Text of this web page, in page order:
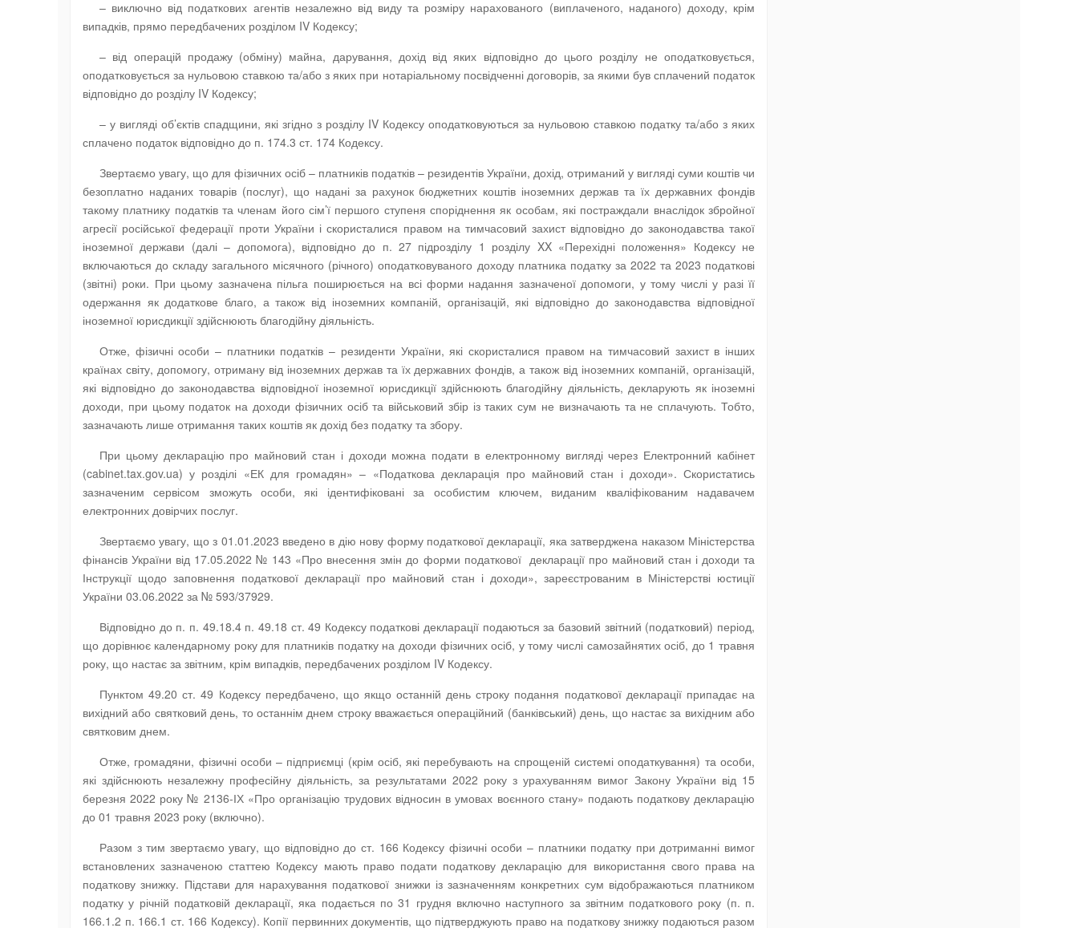
– виключно від податкових агентів незалежно від виду та розміру нарахованого (виплаченого, наданого) доходу, крім
випадків, прямо передбачених розділом IV Кодексу;
– від операцій продажу (обміну) майна, дарування, дохід від яких відповідно до цього розділу не оподатковується,
оподатковується за нульовою ставкою та/або з яких при нотаріальному посвідченні договорів, за якими був сплачений податок
відповідно до розділу IV Кодексу;
– у вигляді об’єктів спадщини, які згідно з розділу IV Кодексу оподатковуються за нульовою ставкою податку та/або з яких
сплачено податок відповідно до п. 174.3 ст. 174 Кодексу.
Звертаємо увагу, що для фізичних осіб – платників податків – резидентів України, дохід, отриманий у вигляді суми коштів чи
безоплатно наданих товарів (послуг), що надані за рахунок бюджетних коштів іноземних держав та їх державних фондів
такому платнику податків та членам його сім’ї першого ступеня споріднення як особам, які постраждали внаслідок збройної
агресії російської федерації проти України і скористалися правом на тимчасовий захист відповідно до законодавства такої
іноземної держави (далі – допомога), відповідно до п. 27 підрозділу 1 розділу XX «Перехідні положення» Кодексу не
включаються до складу загального місячного (річного) оподатковуваного доходу платника податку за 2022 та 2023 податкові
(звітні) роки. При цьому зазначена пільга поширюється на всі форми надання зазначеної допомоги, у тому числі у разі її
одержання як додаткове благо, а також від іноземних компаній, організацій, які відповідно до законодавства відповідної
іноземної юрисдикції здійснюють благодійну діяльність.
Отже, фізичні особи – платники податків – резиденти України, які скористалися правом на тимчасовий захист в інших
країнах світу, допомогу, отриману від іноземних держав та їх державних фондів, а також від іноземних компаній, організацій,
які відповідно до законодавства відповідної іноземної юрисдикції здійснюють благодійну діяльність, декларують як іноземні
доходи, при цьому податок на доходи фізичних осіб та військовий збір із таких сум не визначають та не сплачують. Тобто,
зазначають лише отримання таких коштів як дохід без податку та збору.
При цьому декларацію про майновий стан і доходи можна подати в електронному вигляді через Електронний кабінет
(cabinet.tax.gov.ua) у розділі «ЕК для громадян» – «Податкова декларація про майновий стан і доходи». Скористатись
зазначеним сервісом зможуть особи, які ідентифіковані за особистим ключем, виданим кваліфікованим надавачем
електронних довірчих послуг.
Звертаємо увагу, що з 01.01.2023 введено в дію нову форму податкової декларації, яка затверджена наказом Міністерства
фінансів України від 17.05.2022 № 143 «Про внесення змін до форми податкової декларації про майновий стан і доходи та
Інструкції щодо заповнення податкової декларації про майновий стан і доходи», зареєстрованим в Міністерстві юстиції
України 03.06.2022 за № 593/37929.
Відповідно до п. п. 49.18.4 п. 49.18 ст. 49 Кодексу податкові декларації подаються за базовий звітний (податковий) період,
що дорівнює календарному року для платників податку на доходи фізичних осіб, у тому числі самозайнятих осіб, до 1 травня
року, що настає за звітним, крім випадків, передбачених розділом IV Кодексу.
Пунктом 49.20 ст. 49 Кодексу передбачено, що якщо останній день строку подання податкової декларації припадає на
вихідний або святковий день, то останнім днем строку вважається операційний (банківський) день, що настає за вихідним або
святковим днем.
Отже, громадяни, фізичні особи – підприємці (крім осіб, які перебувають на спрощеній системі оподаткування) та особи,
які здійснюють незалежну професійну діяльність, за результатами 2022 року з урахуванням вимог Закону України від 15
березня 2022 року № 2136-ІХ «Про організацію трудових відносин в умовах воєнного стану» подають податкову декларацію
до 01 травня 2023 року (включно).
Разом з тим звертаємо увагу, що відповідно до ст. 166 Кодексу фізичні особи – платники податку при дотриманні вимог
встановлених зазначеною статтею Кодексу мають право подати податкову декларацію для використання свого права на
податкову знижку. Підстави для нарахування податкової знижки із зазначенням конкретних сум відображаються платником
податку у річній податковій декларації, яка подається по 31 грудня включно наступного за звітним податкового року (п. п.
166.1.2 п. 166.1 ст. 166 Кодексу). Копії первинних документів, що підтверджують право на податкову знижку подаються разом